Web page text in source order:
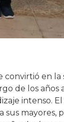
convirtió en
de los años
intenso.
mayores,